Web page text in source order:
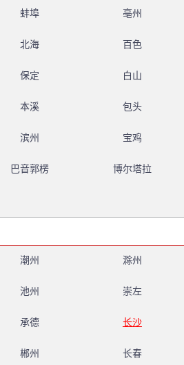
蚌埠 亳州
北海 百色
保定 白山
本溪 包头
滨州 宝鸡
巴音郭楞 博尔塔拉
潮州 滁州
池州 崇左
承德 长沙
郴州 长春